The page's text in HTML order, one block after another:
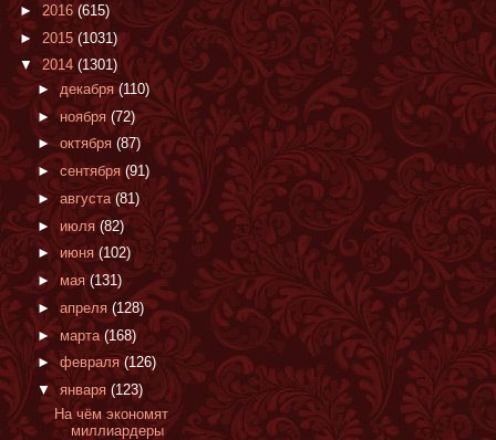
► 2016(615)
► 2015 (1031)
▼2014 (1301)
► декабря(110)
►ноября (72)
► октября (87)
► сентября (91)
► августа (81)
► июля (82)
► июня (102)
► мая(131)
► апреля (128)
►марта(168)
► февраля (126)
▼ января (123)
На чём экономят
миллиардеры